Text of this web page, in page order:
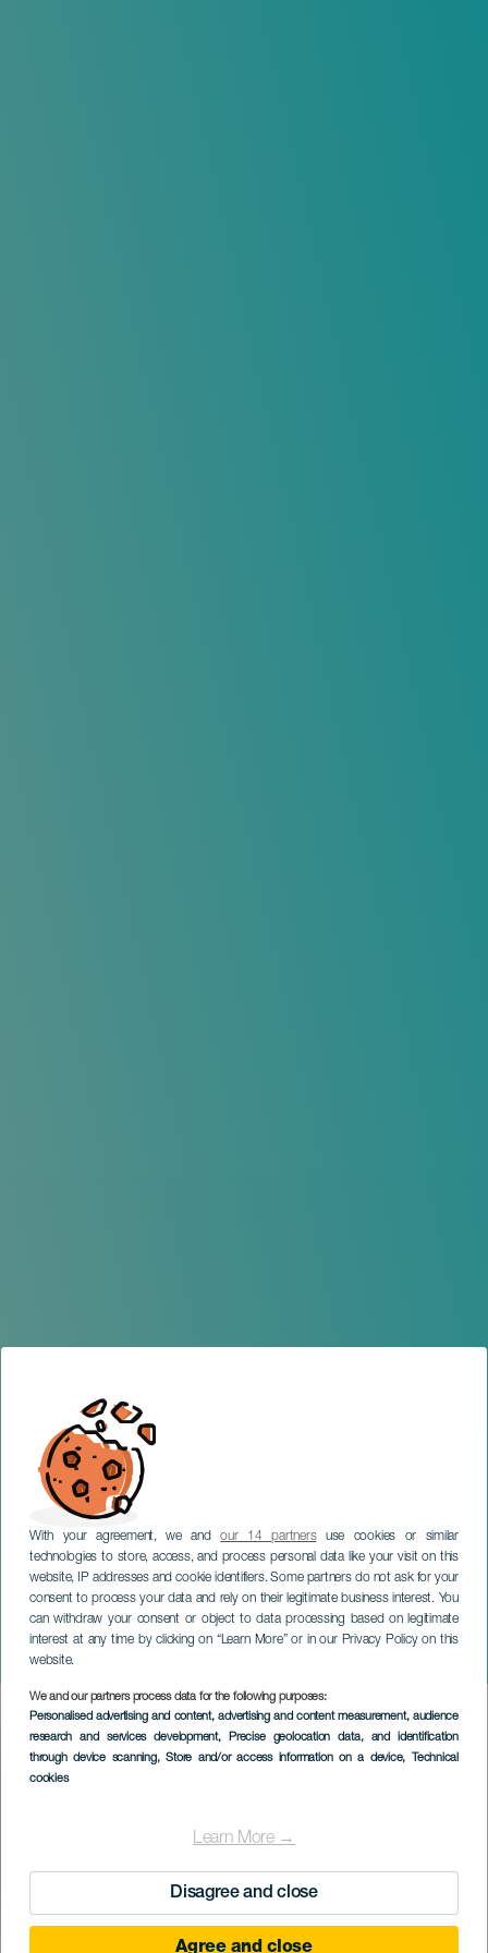
With your agreement, we andour 14 partnersuse cookies or similar
technologies to store, access, and process personal data like your visit on this
website, IP addresses and cookie identifiers. Some partners do not ask for your
consent to process your data and rely on their legitimate business interest. You
can withdraw your consent or object to data processing based on legitimate
interest at any time by clicking on “Learn More” or in our Privacy Policy on this
website.
We and our partners process data for the following purposes:
Personalised advertising and content, advertising and content measurement, audience
research and services development, Precise geolocation data, and identification
through device scanning, Store and/or access information on a device, Technical
cookies
Learn More →
Disagree and close
Agree and close
Liga Mapfre Tenis playa
TENERIFE
Imagen
Listado